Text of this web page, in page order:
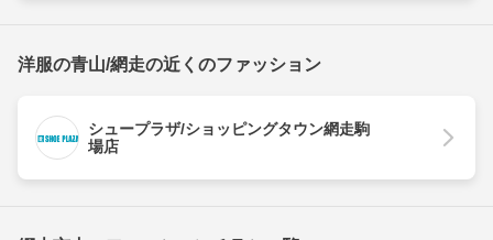
洋服の青山/網走の近くのファッション
シュープラザ/ショッピングタウン網走駒
場店